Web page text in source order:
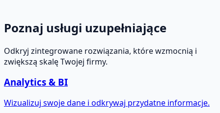
Poznaj usługi uzupełniające
Odkryj zintegrowane rozwiązania, które wzmocnią i
zwiększą skalę Twojej firmy.
Analytics & BI
Wizualizuj swoje dane i odkrywaj przydatne informacje.